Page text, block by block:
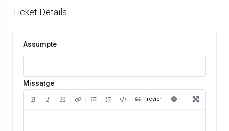
Ticket Details
Assumpte
Missatge
Preview